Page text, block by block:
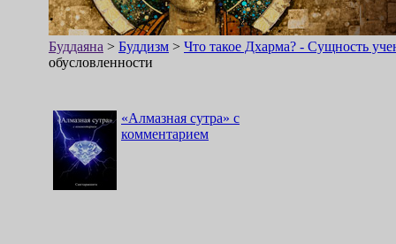
Буддаяна > Буддизм > Что такое Дхарма? - Сущность
обусловленности
«Алмазная сутра» с
комментарием